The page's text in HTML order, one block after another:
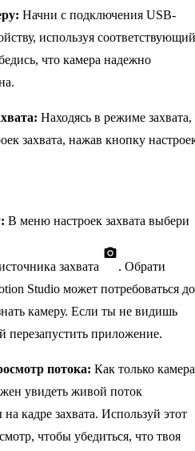
Начни с подключения USB-
используя соответствующий
что камера надежно
Находясь в режиме захвата,
захвата, нажав кнопку
В меню настроек захвата выбери
захвата
. Обрати
Studio может потребоваться до
камеру. Если ты не видишь
перезапустить приложение.
потока: Как только камера
увидеть живой поток
кадре захвата. Используй этот
чтобы убедиться, что твоя